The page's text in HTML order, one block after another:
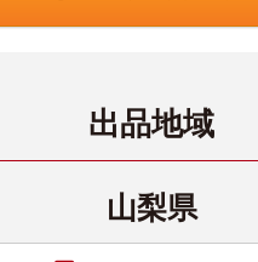
出品地域
山梨県